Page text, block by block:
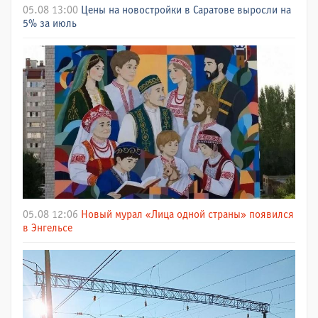
05.08 13:00 Цены на новостройки в Саратове выросли на
5% за июль
05.08 12:06 Новый мурал «Лица одной страны» появился
в Энгельсе